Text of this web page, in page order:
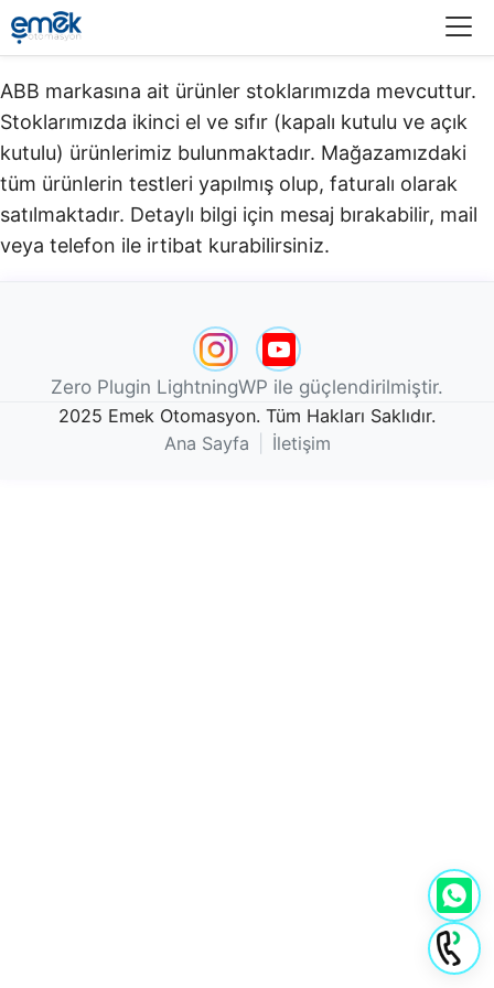
ABB markasına ait ürünler stoklarımızda mevcuttur.
Stoklarımızda ikinci el ve sıfır (kapalı kutulu ve açık
kutulu) ürünlerimiz bulunmaktadır.​ Mağazamızdaki
tüm ürünlerin testleri yapılmış olup, faturalı olarak
satılmaktadır. Detaylı bilgi için mesaj bırakabilir, mail
veya telefon ile irtibat kurabilirsiniz.
Zero Plugin LightningWP ile güçlendirilmiştir.
2025 Emek Otomasyon. Tüm Hakları Saklıdır.
Ana Sayfa
İletişim